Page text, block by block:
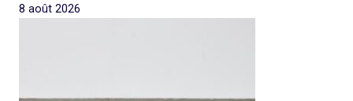
8 août 2026